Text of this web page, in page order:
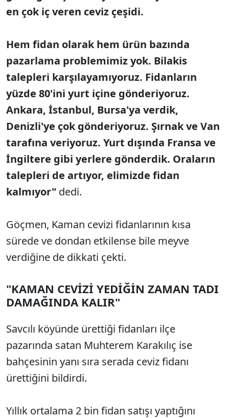
en çok iç veren ceviz çeşidi.
Hem fidan olarak hem ürün bazında
pazarlama problemimiz yok. Bilakis
talepleri karşılayamıyoruz. Fidanların
yüzde 80'ini yurt içine gönderiyoruz.
Ankara, İstanbul, Bursa'ya verdik,
Denizli'ye çok gönderiyoruz. Şırnak ve Van
tarafına veriyoruz. Yurt dışında Fransa ve
İngiltere gibi yerlere gönderdik. Oraların
talepleri de artıyor, elimizde fidan
kalmıyor" dedi.
Göçmen, Kaman cevizi fidanlarının kısa
sürede ve dondan etkilense bile meyve
verdiğine de dikkati çekti.
"KAMAN CEVİZİ YEDİĞİN ZAMAN TADI
DAMAĞINDA KALIR"
Savcılı köyünde ürettiği fidanları ilçe
pazarında satan Muhterem Karakılıç ise
bahçesinin yanı sıra serada ceviz fidanı
ürettiğini bildirdi.
Yıllık ortalama 2 bin fidan satışı yaptığını